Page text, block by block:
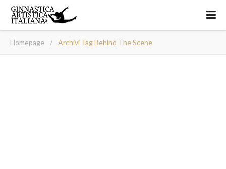
Homepage / Archivi Tag Behind The Scene